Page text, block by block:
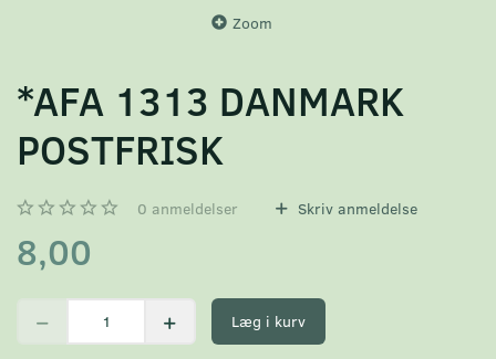
Zoom
*AFA 1313 DANMARK
POSTFRISK
0 anmeldelser Skriv anmeldelse
8,00
Læg i kurv